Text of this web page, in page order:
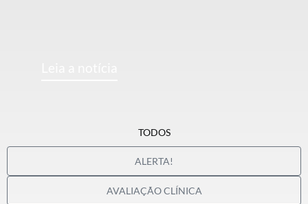
ALERTA!
AVALIAÇÃO CLÍNICA
TODOS